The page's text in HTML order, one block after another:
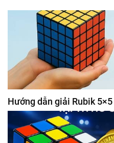
Hướng dẫn giải Rubik